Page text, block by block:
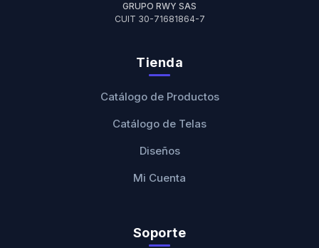
GRUPO RWY SAS
CUIT 30-71681864-7
Tienda
Catálogo de Productos
Catálogo de Telas
Diseños
Mi Cuenta
Soporte